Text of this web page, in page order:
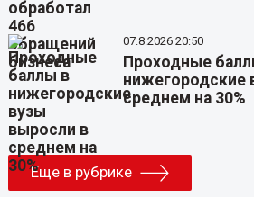
07.8.2026 20:50
Проходные
нижегородские
среднем на 30%
Еще в рубрике